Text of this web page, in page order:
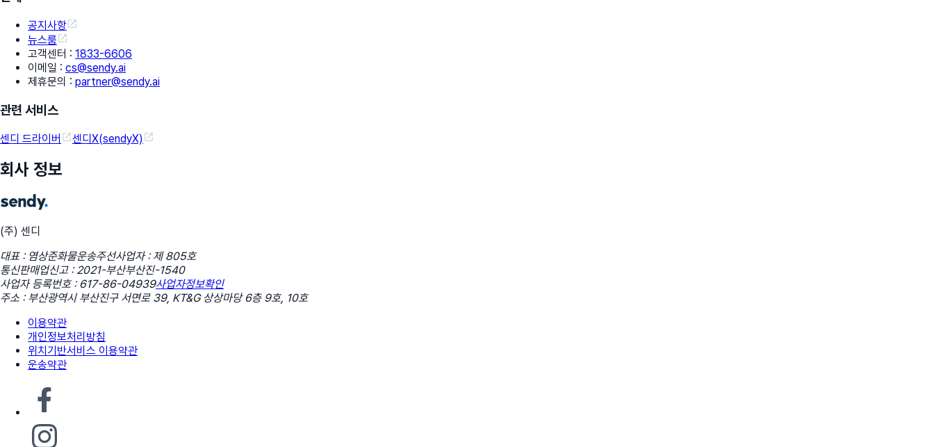
공지사항
뉴스룸
고객센터 : 1833-6606
이메일 : cs@sendy.ai
제휴문의 : partner@sendy.ai
관련 서비스
센디 드라이버 센디X(sendyX)
회사 정보
(주) 센디
대표 : 염상준화물운송주선사업자 : 제 805호
통신판매업신고 : 2021-부산부산진-1540
사업자 등록번호 : 617-86-04939사업자정보확인
주소 : 부산광역시 부산진구 서면로 39, KT&G 상상마당 6층 9호, 10호
이용약관
개인정보처리방침
위치기반서비스 이용약관
운송약관